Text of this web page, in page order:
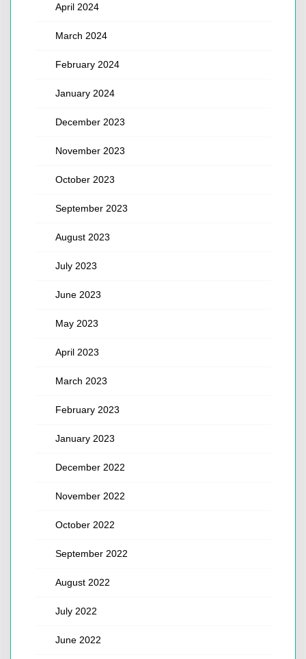
April 2024
March 2024
February 2024
January 2024
December 2023
November 2023
October 2023
September 2023
August 2023
July 2023
June 2023
May 2023
April 2023
March 2023
February 2023
January 2023
December 2022
November 2022
October 2022
September 2022
August 2022
July 2022
June 2022